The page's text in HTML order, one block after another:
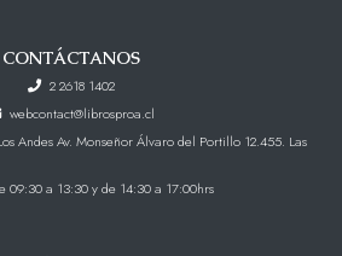
CONTÁCTANOS
2 2618 1402
webcontact@librosproa.cl
Andes Av. Monseñor Álvaro del Portillo 12.455. Las
09:30 a 13:30 y de 14:30 a 17:00hrs